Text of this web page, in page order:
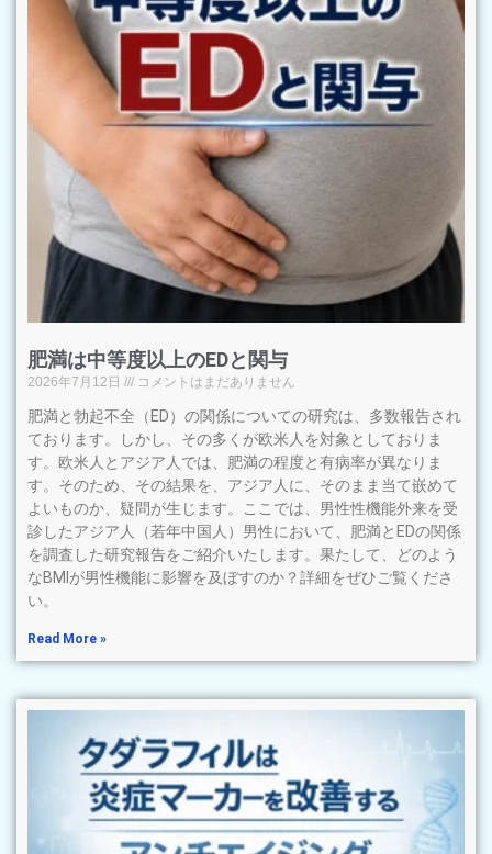
肥満は中等度以上のEDと関与
2026年7月12日 コメントはまだありません
肥満と勃起不全（ED）の関係についての研究は、多数報告され
ております。しかし、その多くが欧米人を対象としておりま
す。欧米人とアジア人では、肥満の程度と有病率が異なりま
す。そのため、その結果を、アジア人に、そのまま当て嵌めて
よいものか、疑問が生じます。ここでは、男性性機能外来を受
診したアジア人（若年中国人）男性において、肥満とEDの関係
を調査した研究報告をご紹介いたします。果たして、どのよう
なBMIが男性機能に影響を及ぼすのか？詳細をぜひご覧くださ
い。
Read More »